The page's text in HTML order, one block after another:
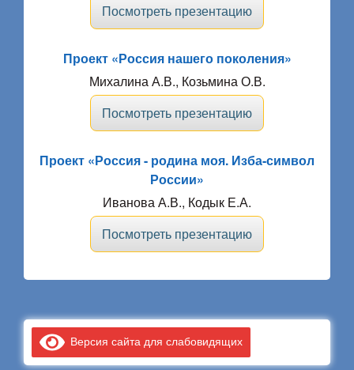
Посмотреть презентацию
Проект «Россия нашего поколения»
Михалина А.В., Козьмина О.В.
Посмотреть презентацию
Проект «Россия - родина моя. Изба-символ
России»
Иванова А.В., Кодык Е.А.
Посмотреть презентацию
Версия сайта для слабовидящих